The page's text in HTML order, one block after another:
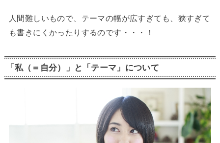
人間難しいもので、テーマの幅が広すぎても、狭すぎて
も書きにくかったりするのです・・・！
「私（＝自分）」と「テーマ」について